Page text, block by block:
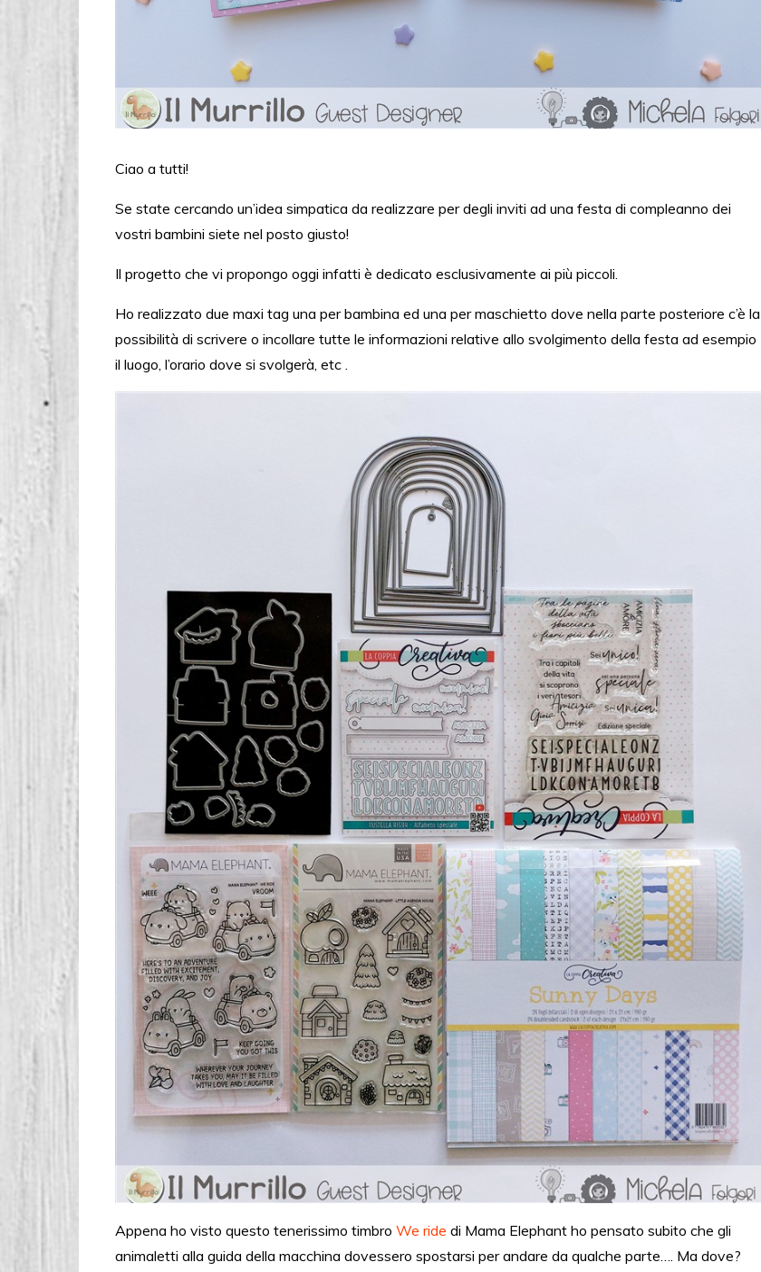
Ciao a tutti!
Se state cercando un’idea simpatica da realizzare per degli inviti ad una festa di compleanno dei
vostri bambini siete nel posto giusto!
Il progetto che vi propongo oggi infatti è dedicato esclusivamente ai più piccoli.
Ho realizzato due maxi tag una per bambina ed una per maschietto dove nella parte posteriore c’è la
possibilità di scrivere o incollare tutte le informazioni relative allo svolgimento della festa ad esempio
il luogo, l’orario dove si svolgerà, etc .
Appena ho visto questo tenerissimo timbro We ride di Mama Elephant ho pensato subito che gli
animaletti alla guida della macchina dovessero spostarsi per andare da qualche parte…. Ma dove?